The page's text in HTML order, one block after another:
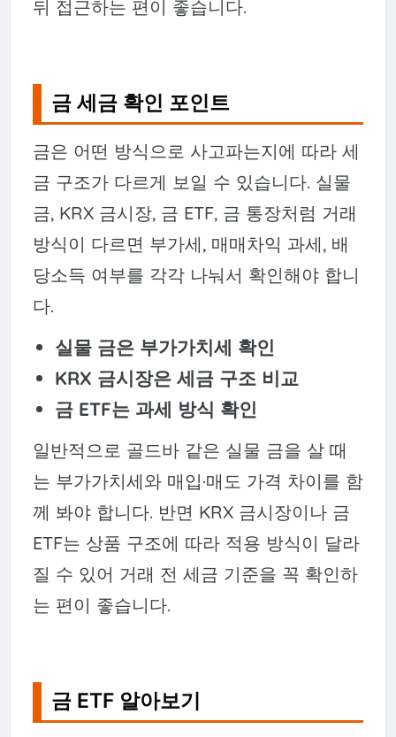
뒤 접근하는 편이 좋습니다.
금 세금 확인 포인트
금은 어떤 방식으로 사고파는지에 따라 세
금 구조가 다르게 보일 수 있습니다. 실물
금, KRX 금시장, 금 ETF, 금 통장처럼 거래
방식이 다르면 부가세, 매매차익 과세, 배
당소득 여부를 각각 나눠서 확인해야 합니
다.
실물 금은 부가가치세 확인
KRX 금시장은 세금 구조 비교
금 ETF는 과세 방식 확인
일반적으로 골드바 같은 실물 금을 살 때
는 부가가치세와 매입·매도 가격 차이를 함
께 봐야 합니다. 반면 KRX 금시장이나 금
ETF는 상품 구조에 따라 적용 방식이 달라
질 수 있어 거래 전 세금 기준을 꼭 확인하
는 편이 좋습니다.
금 ETF 알아보기